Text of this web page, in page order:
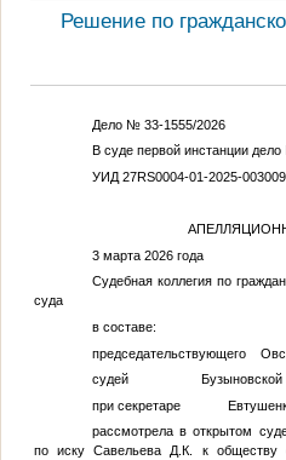
Решение по
Дело № 33-1555/2026
В суде первой инстанции
УИД 27RS0004-01-2025-
3 марта 2026 года
Судебная коллегия по
суда
в составе:
председательствующего
судей Бузыновской Е.А..
при секретаре
рассмотрела в открытом
по иску Савельева Д.К.
к обществу